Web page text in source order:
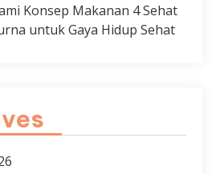
Konsep Makanan 4 Sehat
untuk Gaya Hidup Sehat